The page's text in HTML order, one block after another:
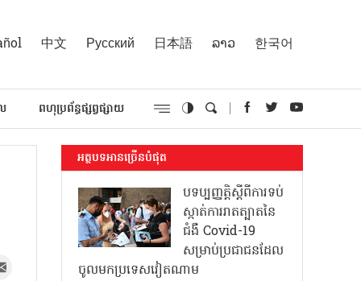
中文 Русский 日本語 ລາວ 한국어
ពហុប្រព័ន្ធផ្សព្វផ្សាយ
អត្ថបទអានច្រើនបំផុត
បទប្បញ្ញត្តិស្តីពីការទប់
ស្កាត់ការរាតត្បាតនៃ
ជំងឺ Covid-19
សម្រាប់ប្រជាជនដែល
ចូលមកប្រទេសវៀតណាម